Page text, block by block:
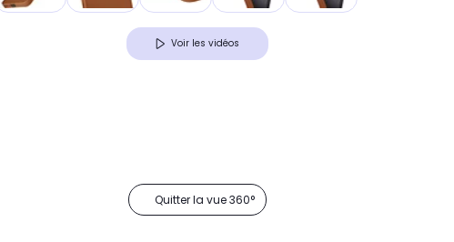
Voir les vidéos
Quitter la vue 360°